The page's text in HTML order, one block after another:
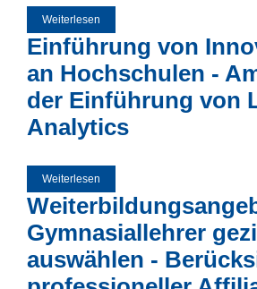
Weiterlesen
für die Implementierung dualer
Brasilien
Einführung von
an Hochschulen -
der Einführung von
Analytics
Weiterlesen
Beispiel der Einführung von
Gymnasiallehrer
auswählen -